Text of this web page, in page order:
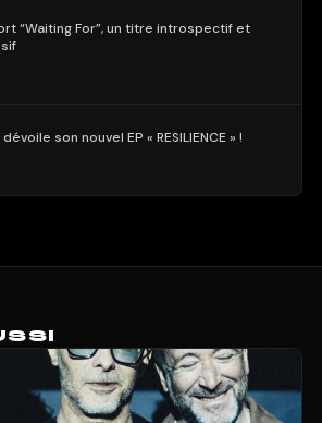
“Waiting For”, un titre introspectif et
dévoile son nouvel EP « RESILIENCE » !